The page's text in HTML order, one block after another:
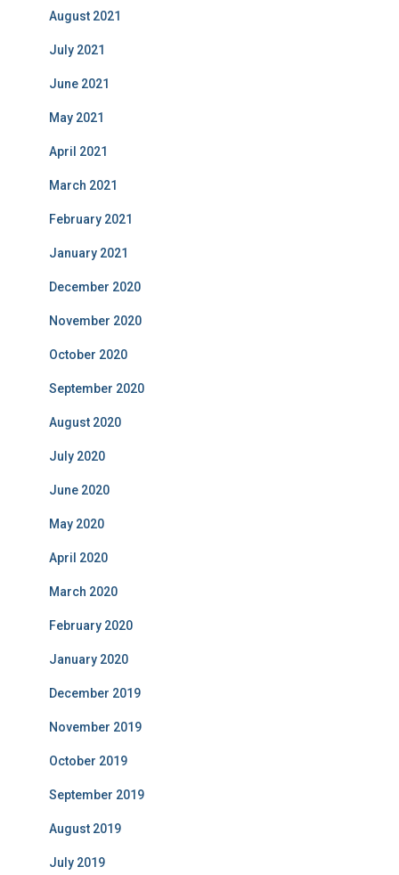
August 2021
July 2021
June 2021
May 2021
April 2021
March 2021
February 2021
January 2021
December 2020
November 2020
October 2020
September 2020
August 2020
July 2020
June 2020
May 2020
April 2020
March 2020
February 2020
January 2020
December 2019
November 2019
October 2019
September 2019
August 2019
July 2019